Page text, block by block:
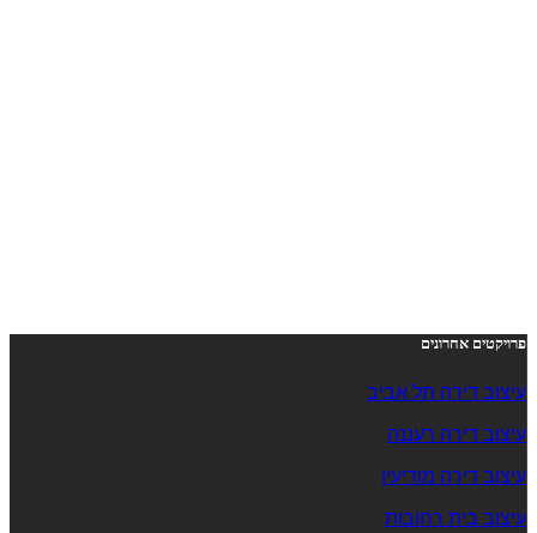
פרויקטים אחרונים
עיצוב דירה תל אביב
עיצוב דירה רעננה
עיצוב דירה מודיעין
עיצוב בית רחובות